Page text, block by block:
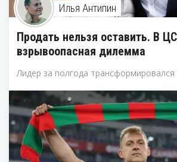
Илья Антипин
Продать нельзя оставить. В
взрывоопасная дилемма
Лидер за полгода трансформировался